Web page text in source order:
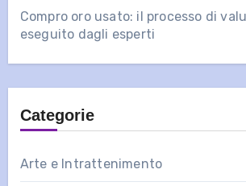
Compro oro usato: il processo di
eseguito dagli esperti
Categorie
Arte e Intrattenimento